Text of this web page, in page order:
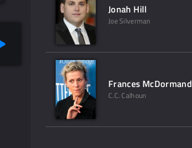
Jonah Hill
Joe Silverman
Frances McDormand
C.C. Calhoun